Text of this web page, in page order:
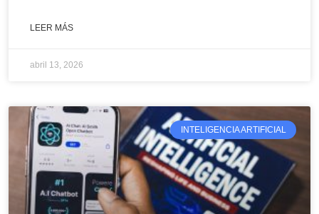
LEER MÁS
abril 13, 2026
INTELIGENCIA ARTIFICIAL